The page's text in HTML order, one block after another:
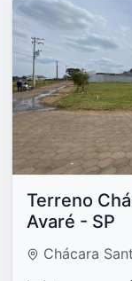
Terreno
Avaré - SP
Chácara